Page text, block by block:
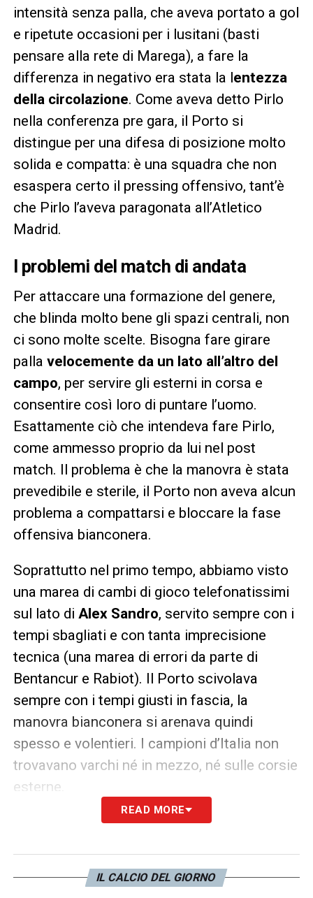
intensità senza palla, che aveva portato a gol
e ripetute occasioni per i lusitani (basti
pensare alla rete di Marega), a fare la
differenza in negativo era stata la lentezza
della circolazione. Come aveva detto Pirlo
nella conferenza pre gara, il Porto si
distingue per una difesa di posizione molto
solida e compatta: è una squadra che non
esaspera certo il pressing offensivo, tant’è
che Pirlo l’aveva paragonata all’Atletico
Madrid.
I problemi del match di andata
Per attaccare una formazione del genere,
che blinda molto bene gli spazi centrali, non
ci sono molte scelte. Bisogna fare girare
palla velocemente da un lato all’altro del
campo, per servire gli esterni in corsa e
consentire così loro di puntare l’uomo.
Esattamente ciò che intendeva fare Pirlo,
come ammesso proprio da lui nel post
match. Il problema è che la manovra è stata
prevedibile e sterile, il Porto non aveva alcun
problema a compattarsi e bloccare la fase
offensiva bianconera.
Soprattutto nel primo tempo, abbiamo visto
una marea di cambi di gioco telefonatissimi
sul lato di Alex Sandro, servito sempre con i
tempi sbagliati e con tanta imprecisione
tecnica (una marea di errori da parte di
Bentancur e Rabiot). Il Porto scivolava
sempre con i tempi giusti in fascia, la
manovra bianconera si arenava quindi
spesso e volentieri. I campioni d’Italia non
trovavano varchi né in mezzo, né sulle corsie
esterne.
READ MORE
IL CALCIO DEL GIORNO